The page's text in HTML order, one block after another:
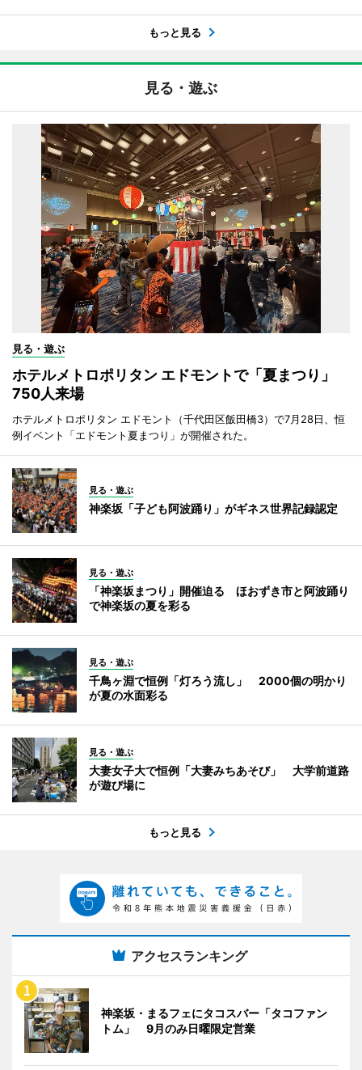
もっと見る
見る・遊ぶ
見る・遊ぶ
ホテルメトロポリタン エドモントで「夏まつり」
750人来場
ホテルメトロポリタン エドモント（千代田区飯田橋3）で7月28日、恒
例イベント「エドモント夏まつり」が開催された。
見る・遊ぶ
神楽坂「子ども阿波踊り」がギネス世界記録認定
見る・遊ぶ
「神楽坂まつり」開催迫る ほおずき市と阿波踊り
で神楽坂の夏を彩る
見る・遊ぶ
千鳥ヶ淵で恒例「灯ろう流し」 2000個の明かり
が夏の水面彩る
見る・遊ぶ
大妻女子大で恒例「大妻みちあそび」 大学前道路
が遊び場に
もっと見る
アクセスランキング
神楽坂・まるフェにタコスバー「タコファン
トム」 9月のみ日曜限定営業